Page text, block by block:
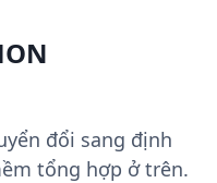
đổi sang định
tổng hợp ở trên.